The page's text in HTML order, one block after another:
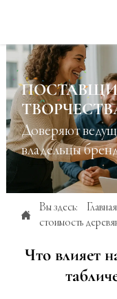
Доверяют
владельцы

Вы здесь: Главная
стоимость
Что влияет